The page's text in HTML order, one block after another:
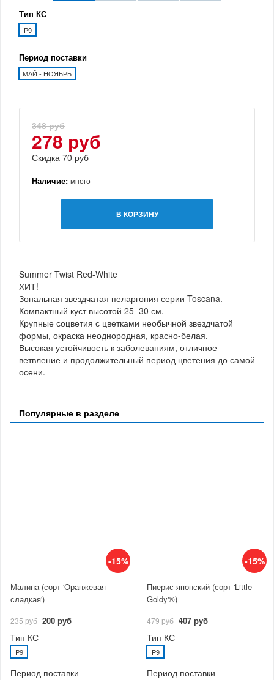
Тип КС
P9
Период поставки
МАЙ - НОЯБРЬ
348 руб
278 руб
Скидка 70 руб
Наличие: много
В КОРЗИНУ
Summer Twist Red-White
ХИТ!
Зональная звездчатая пеларгония серии Toscana.
Компактный куст высотой 25–30 см.
Крупные соцветия с цветками необычной звездчатой
формы, окраска неоднородная, красно-белая.
Высокая устойчивость к заболеваниям, отличное
ветвление и продолжительный период цветения до самой
осени.
Популярные в разделе
-15%
Малина (сорт 'Оранжевая
сладкая')
235 руб 200 руб
Тип КС
P9
Период поставки
-15%
Пиерис японский (сорт 'Little
Goldy'®)
479 руб 407 руб
Тип КС
P9
Период поставки